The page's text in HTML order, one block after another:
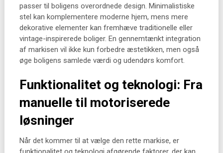
passer til boligens overordnede design. Minimalistiske
stel kan komplementere moderne hjem, mens mere
dekorative elementer kan fremhæve traditionelle eller
vintage-inspirerede boliger. En gennemtænkt integration
af markisen vil ikke kun forbedre æstetikken, men også
øge boligens samlede værdi og udendørs komfort.
Funktionalitet og teknologi: Fra
manuelle til motoriserede
løsninger
Når det kommer til at vælge den rette markise, er